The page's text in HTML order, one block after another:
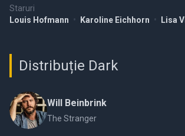
Staruri
Louis Hofmann • Karoline Eichhorn • Lisa
Distribuție Dark
Will Beinbrink
The Stranger